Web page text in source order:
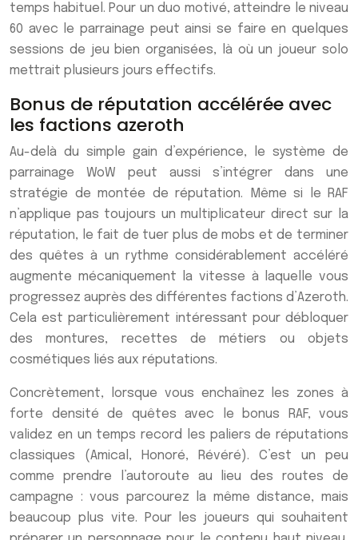
temps habituel. Pour un duo motivé, atteindre le niveau
60 avec le parrainage peut ainsi se faire en quelques
sessions de jeu bien organisées, là où un joueur solo
mettrait plusieurs jours effectifs.
Bonus de réputation accélérée avec
les factions azeroth
Au-delà du simple gain d’expérience, le système de
parrainage WoW peut aussi s’intégrer dans une
stratégie de montée de réputation. Même si le RAF
n’applique pas toujours un multiplicateur direct sur la
réputation, le fait de tuer plus de mobs et de terminer
des quêtes à un rythme considérablement accéléré
augmente mécaniquement la vitesse à laquelle vous
progressez auprès des différentes factions d’Azeroth.
Cela est particulièrement intéressant pour débloquer
des montures, recettes de métiers ou objets
cosmétiques liés aux réputations.
Concrètement, lorsque vous enchaînez les zones à
forte densité de quêtes avec le bonus RAF, vous
validez en un temps record les paliers de réputations
classiques (Amical, Honoré, Révéré). C’est un peu
comme prendre l’autoroute au lieu des routes de
campagne : vous parcourez la même distance, mais
beaucoup plus vite. Pour les joueurs qui souhaitent